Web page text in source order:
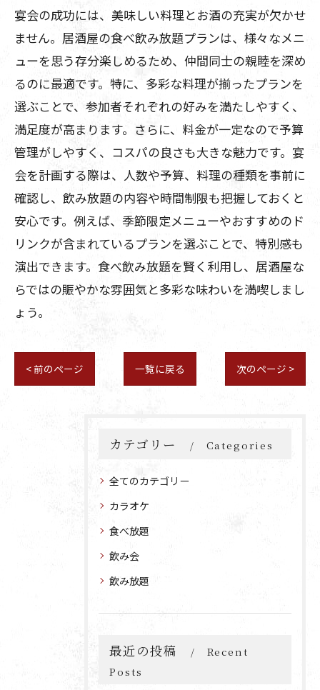
宴会の成功には、美味しい料理とお酒の充実が欠かせ
ません。居酒屋の食べ飲み放題プランは、様々なメニ
ューを思う存分楽しめるため、仲間同士の親睦を深め
るのに最適です。特に、多彩な料理が揃ったプランを
選ぶことで、参加者それぞれの好みを満たしやすく、
満足度が高まります。さらに、料金が一定なので予算
管理がしやすく、コスパの良さも大きな魅力です。宴
会を計画する際は、人数や予算、料理の種類を事前に
確認し、飲み放題の内容や時間制限も把握しておくと
安心です。例えば、季節限定メニューやおすすめのド
リンクが含まれているプランを選ぶことで、特別感も
演出できます。食べ飲み放題を賢く利用し、居酒屋な
らではの賑やかな雰囲気と多彩な味わいを満喫しまし
ょう。
< 前のページ 一覧に戻る 次のページ >
カテゴリー Categories
全てのカテゴリー
カラオケ
食べ放題
飲み会
飲み放題
最近の投稿
Recent
Posts